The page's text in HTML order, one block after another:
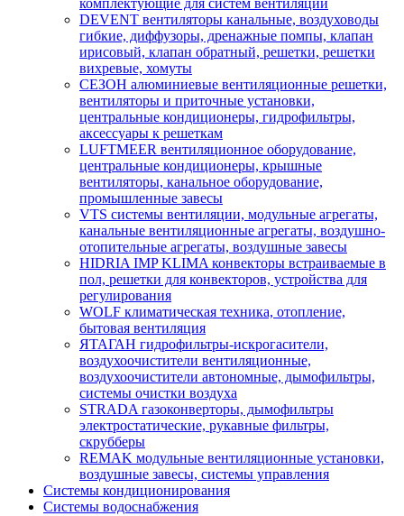
DEVENT вентиляторы канальные, воздуховоды
гибкие, диффузоры, дренажные помпы, клапан
ирисовый, клапан обратный, решетки, решетки
вихревые, хомуты
СЕЗОН алюминиевые вентиляционные решетки,
вентиляторы и приточные установки,
центральные кондиционеры, гидрофильтры,
аксессуары к решеткам
LUFTMEER вентиляционное оборудование,
центральные кондиционеры, крышные
вентиляторы, канальное оборудование,
промышленные завесы
VTS системы вентиляции, модульные агрегаты,
канальные вентиляционные агрегаты, воздушно-
отопительные агрегаты, воздушные завесы
HIDRIA IMP KLIMA конвекторы встраиваемые в
пол, решетки для конвекторов, устройства для
регулирования
WOLF климатическая техника, отопление,
бытовая вентиляция
ЯТАГАН гидрофильтры-искрогасители,
воздухоочистители вентиляционные,
воздухоочистители автономные, дымофильтры,
системы очистки воздуха
STRADA газоконверторы, дымофильтры
электростатические, рукавные фильтры,
скрубберы
REMAK модульные вентиляционные установки,
воздушные зaвeсы, системы управления
Системы кондиционирования
Системы водоснабжения